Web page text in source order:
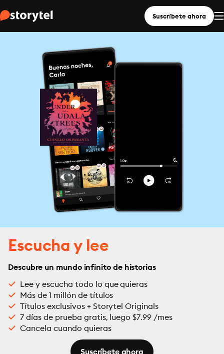
Suscríbete ahora
Escucha y lee
Descubre un mundo infinito de historias
Lee y escucha todo lo que quieras
Más de 1 millón de títulos
Títulos exclusivos + Storytel Originals
7 días de prueba gratis, luego $7.99 /mes
Cancela cuando quieras
Suscríbete ahora